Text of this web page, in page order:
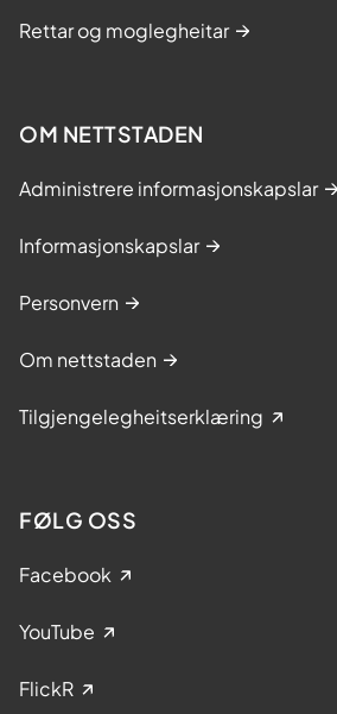
Rettar og moglegheitar
OM NETTSTADEN
Administrere informasjonskapslar
Informasjonskapslar
Personvern
Om nettstaden
Tilgjengelegheitserklæring
FØLG OSS
Facebook
YouTube
FlickR